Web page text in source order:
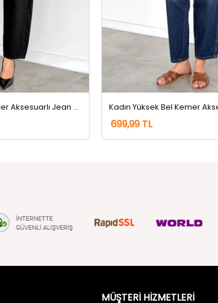
Kadın Yüksek Bel Kemer Aksesuarlı Jean Kot Pantolon Siyah
699,99 TL
MÜŞTERİ HİZMETLERİ